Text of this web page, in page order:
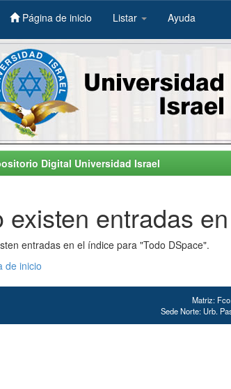
Página de inicio Listar Ayuda
Digital Universidad Israel
existen entradas
entradas en el índice para "Todo DSpace".
de inicio
Matriz:
Sede Norte: Urb.